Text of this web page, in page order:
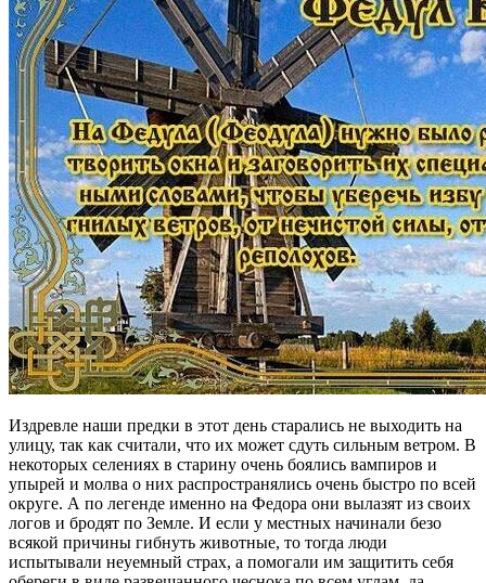
Издревле наши предки в этот день старались не выходить на
улицу, так как считали, что их может сдуть сильным ветром. В
некоторых селениях в старину очень боялись вампиров и
упырей и молва о них распространялись очень быстро по всей
округе. А по легенде именно на Федора они вылазят из своих
логов и бродят по Земле. И если у местных начинали безо
всякой причины гибнуть животные, то тогда люди
испытывали неуемный страх, а помогали им защитить себя